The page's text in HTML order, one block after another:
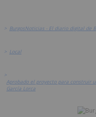
> BurgosNoticias - El diario digital de
> Local
>
Aprobado el proyecto para construir
García Lorca